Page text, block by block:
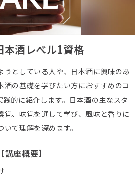
本酒レベル1資格
うとしている人や、日本酒に興味のあ
酒の基礎を学びたい方におすすめのコ
的に紹介します。日本酒の主なスタ
覚、味覚を通して学び、風味と香りに
て理解を深めます。
【講座概要】